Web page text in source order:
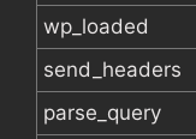
wp_loaded
send_headers
parse_query